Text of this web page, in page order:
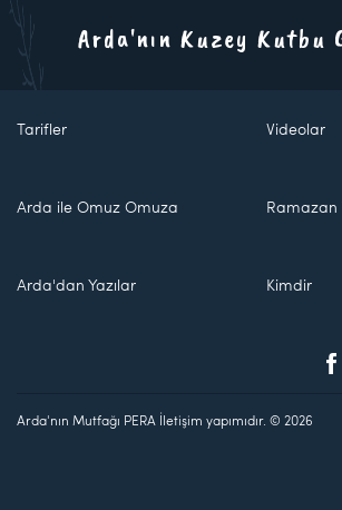
Arda'nın Kuzey Kutbu
Tarifler Videolar
Arda ile Omuz Omuza Ramazan
Arda'dan Yazılar Kimdir
Arda'nın Mutfağı PERA İletişim yapımıdır. © 2026